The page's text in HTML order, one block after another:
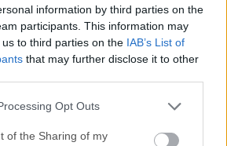
information by third parties on the
participants. This information may
to third parties on the IAB’s List of
that may further disclose it to other
Opt Outs
of the Sharing of my
de ti
o idea que desees compartir